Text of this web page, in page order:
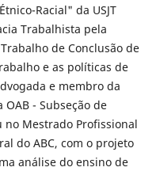
Racial" da USJT
Trabalhista pela
de Conclusão de
e as políticas de
e membro da
- Subseção de
Mestrado Profissional
do ABC, com o projeto
análise do ensino de